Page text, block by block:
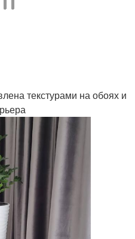
текстурами на обоях и